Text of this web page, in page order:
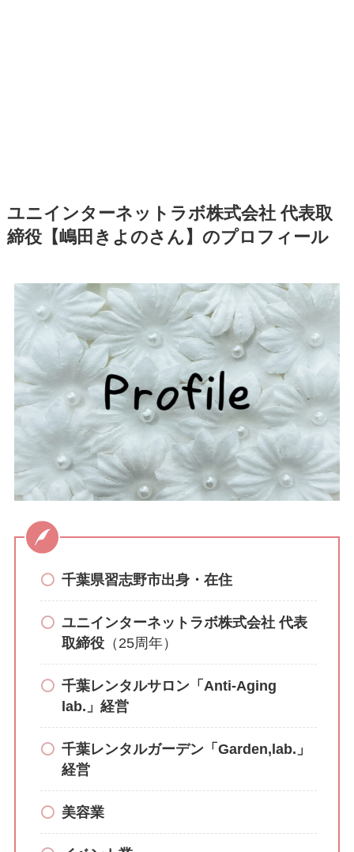
ユニインターネットラボ株式会社 代表取
締役【嶋田きよのさん】のプロフィール
千葉県習志野市出身・在住
ユニインターネットラボ株式会社 代表
取締役 （25周年）
千葉レンタルサロン「Anti-Aging
lab.」経営
千葉レンタルガーデン「Garden,lab.」
経営
美容業